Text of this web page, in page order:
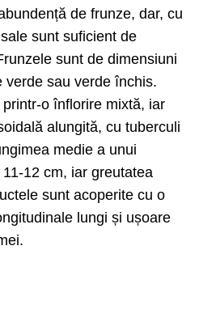
de frunze, dar, cu
sunt suficient de
sunt de dimensiuni
verde sau verde închis.
o înflorire mixtă, iar
alungită, cu tuberculi
medie a unui
12 cm, iar greutatea
sunt acoperite cu o
lungi și ușoare